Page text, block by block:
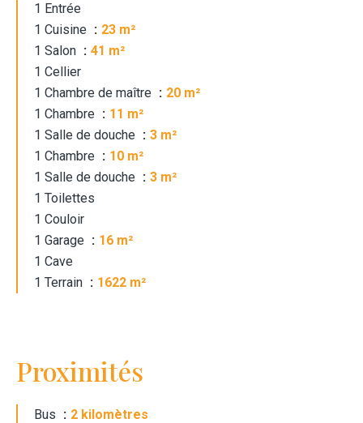
1 Entrée
1 Cuisine
23 m²
1 Salon
41 m²
1 Cellier
1 Chambre de maître
20 m²
1 Chambre
11 m²
1 Salle de douche
3 m²
1 Chambre
10 m²
1 Salle de douche
3 m²
1 Toilettes
1 Couloir
1 Garage
16 m²
1 Cave
1 Terrain
1622 m²
Proximités
Bus
2 kilomètres